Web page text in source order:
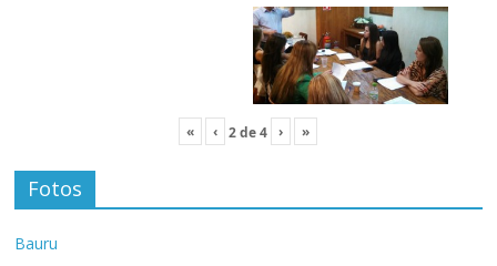
« ‹ 2de4 › »
Fotos
Bauru